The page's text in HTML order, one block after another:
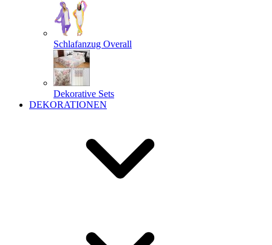
Schlafanzug Overall
Dekorative Sets
DEKORATIONEN